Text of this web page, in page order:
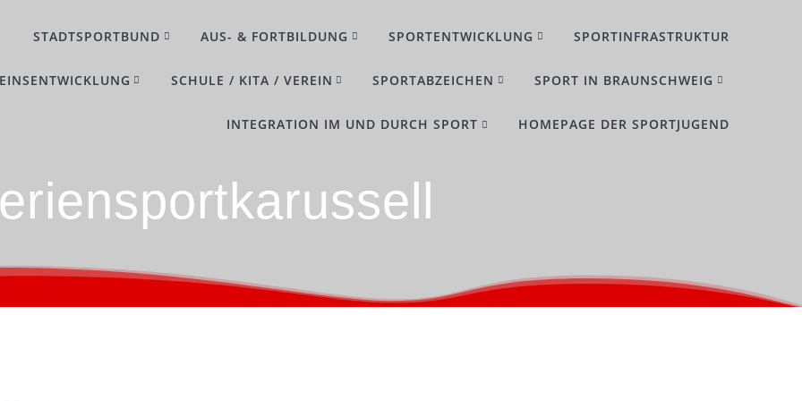
STADTSPORTBUND AUS- & FORTBILDUNG SPORTENTWICKLUNG SPORTINFRASTRUKTUR
SCHULE / KITA / VEREIN SPORTABZEICHEN SPORT IN BRAUNSCHWEIG
INTEGRATION IM UND DURCH SPORT HOMEPAGE DER SPORTJUGEND